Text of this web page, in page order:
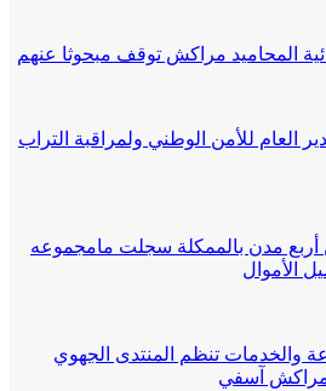
المحاميد مراكش توقف مبحوثا عنهم
العام للأمن الوطني ولمراقبة التراب
أربع مدن بالممكلة سجلت مامجموعه
والخدمات تنظم المنتدى الجهوي
مراكش آسفي